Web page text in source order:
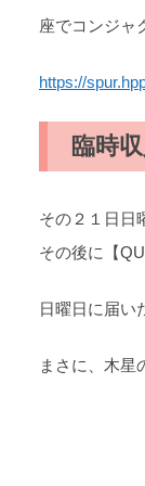
座でコンジャ
https://
臨時
その２１日日
その後に【
日曜日に届い
まさに、木星